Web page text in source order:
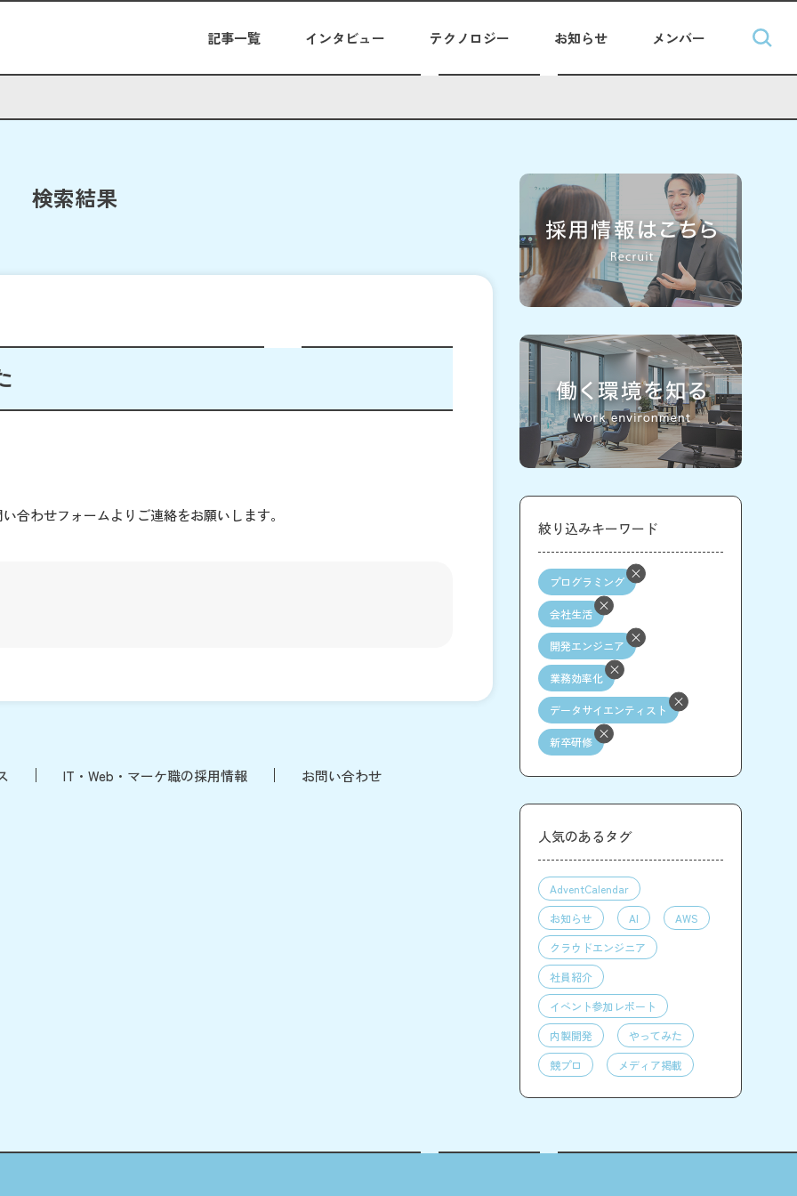
記事一覧 インタビュー テクノロジー お知らせ メンバー
検索結果
合わせフォームよりご連絡をお願いします。
IT・Web・マーケ職の採用情報 お問い合わせ
絞り込みキーワード
プログラミング
会社生活
開発エンジニア
業務効率化
データサイエンティスト
新卒研修
人気のあるタグ
AdventCalendar
お知らせ
AI
AWS
クラウドエンジニア
社員紹介
イベント参加レポート
内製開発
やってみた
競プロ
メディア掲載